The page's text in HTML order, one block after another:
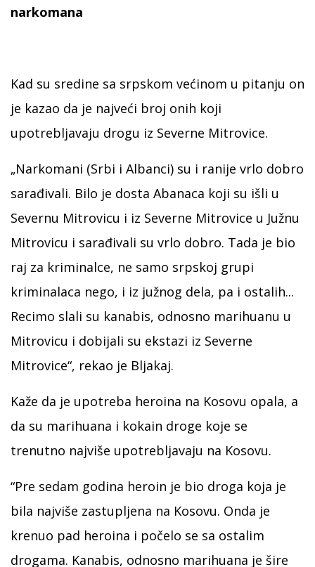
narkomana
Kad su sredine sa srpskom većinom u pitanju on
je kazao da je najveći broj onih koji
upotrebljavaju drogu iz Severne Mitrovice.
„Narkomani (Srbi i Albanci) su i ranije vrlo dobro
sarađivali. Bilo je dosta Abanaca koji su išli u
Severnu Mitrovicu i iz Severne Mitrovice u Južnu
Mitrovicu i sarađivali su vrlo dobro. Tada je bio
raj za kriminalce, ne samo srpskoj grupi
kriminalaca nego, i iz južnog dela, pa i ostalih...
Recimo slali su kanabis, odnosno marihuanu u
Mitrovicu i dobijali su ekstazi iz Severne
Mitrovice“, rekao je Bljakaj.
Kaže da je upotreba heroina na Kosovu opala, a
da su marihuana i kokain droge koje se
trenutno najviše upotrebljavaju na Kosovu.
“Pre sedam godina heroin je bio droga koja je
bila najviše zastupljena na Kosovu. Onda je
krenuo pad heroina i počelo se sa ostalim
drogama. Kanabis, odnosno marihuana je šire